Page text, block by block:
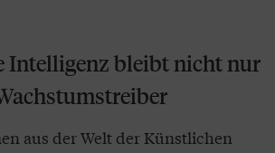
Intelligenz bleibt nicht nur
aus der Welt der Künstlichen